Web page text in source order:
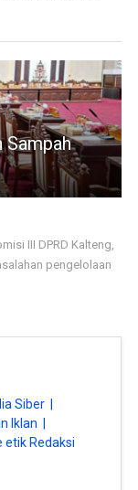
Sampah
III DPRD Kalteng,
pengelolaan
Siber |
Iklan |
etik Redaksi